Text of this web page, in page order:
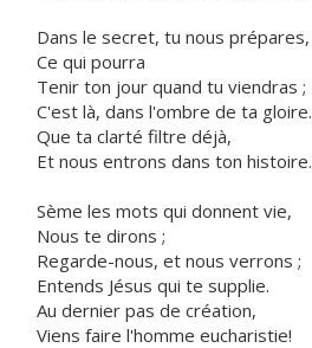
Dans le secret, tu nous prépares,
Ce qui pourra
Tenir ton jour quand tu viendras ;
C'est là, dans l'ombre de ta gloire.
Que ta clarté filtre déjà,
Et nous entrons dans ton histoire.
Sème les mots qui donnent vie,
Nous te dirons ;
Regarde-nous, et nous verrons ;
Entends Jésus qui te supplie.
Au dernier pas de création,
Viens faire l'homme eucharistie!